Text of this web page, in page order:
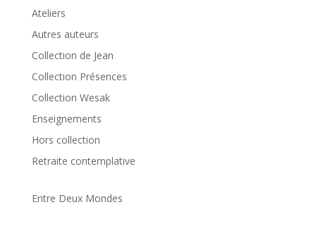
Ateliers
Autres auteurs
Collection de Jean
Collection Présences
Collection Wesak
Enseignements
Hors collection
Retraite contemplative
Entre Deux Mondes